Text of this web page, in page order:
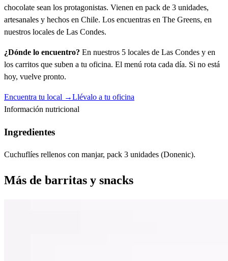
chocolate sean los protagonistas. Vienen en pack de 3 unidades,
artesanales y hechos en Chile. Los encuentras en The Greens, en
nuestros locales de Las Condes.
¿Dónde lo encuentro? En nuestros 5 locales de Las Condes y en
los carritos que suben a tu oficina. El menú rota cada día. Si no está
hoy, vuelve pronto.
Encuentra tu local →Llévalo a tu oficina
Información nutricional
Ingredientes
Cuchuflíes rellenos con manjar, pack 3 unidades (Donenic).
Más de barritas y snacks